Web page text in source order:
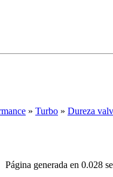
» Turbo » Dureza
Página generada en 0.028